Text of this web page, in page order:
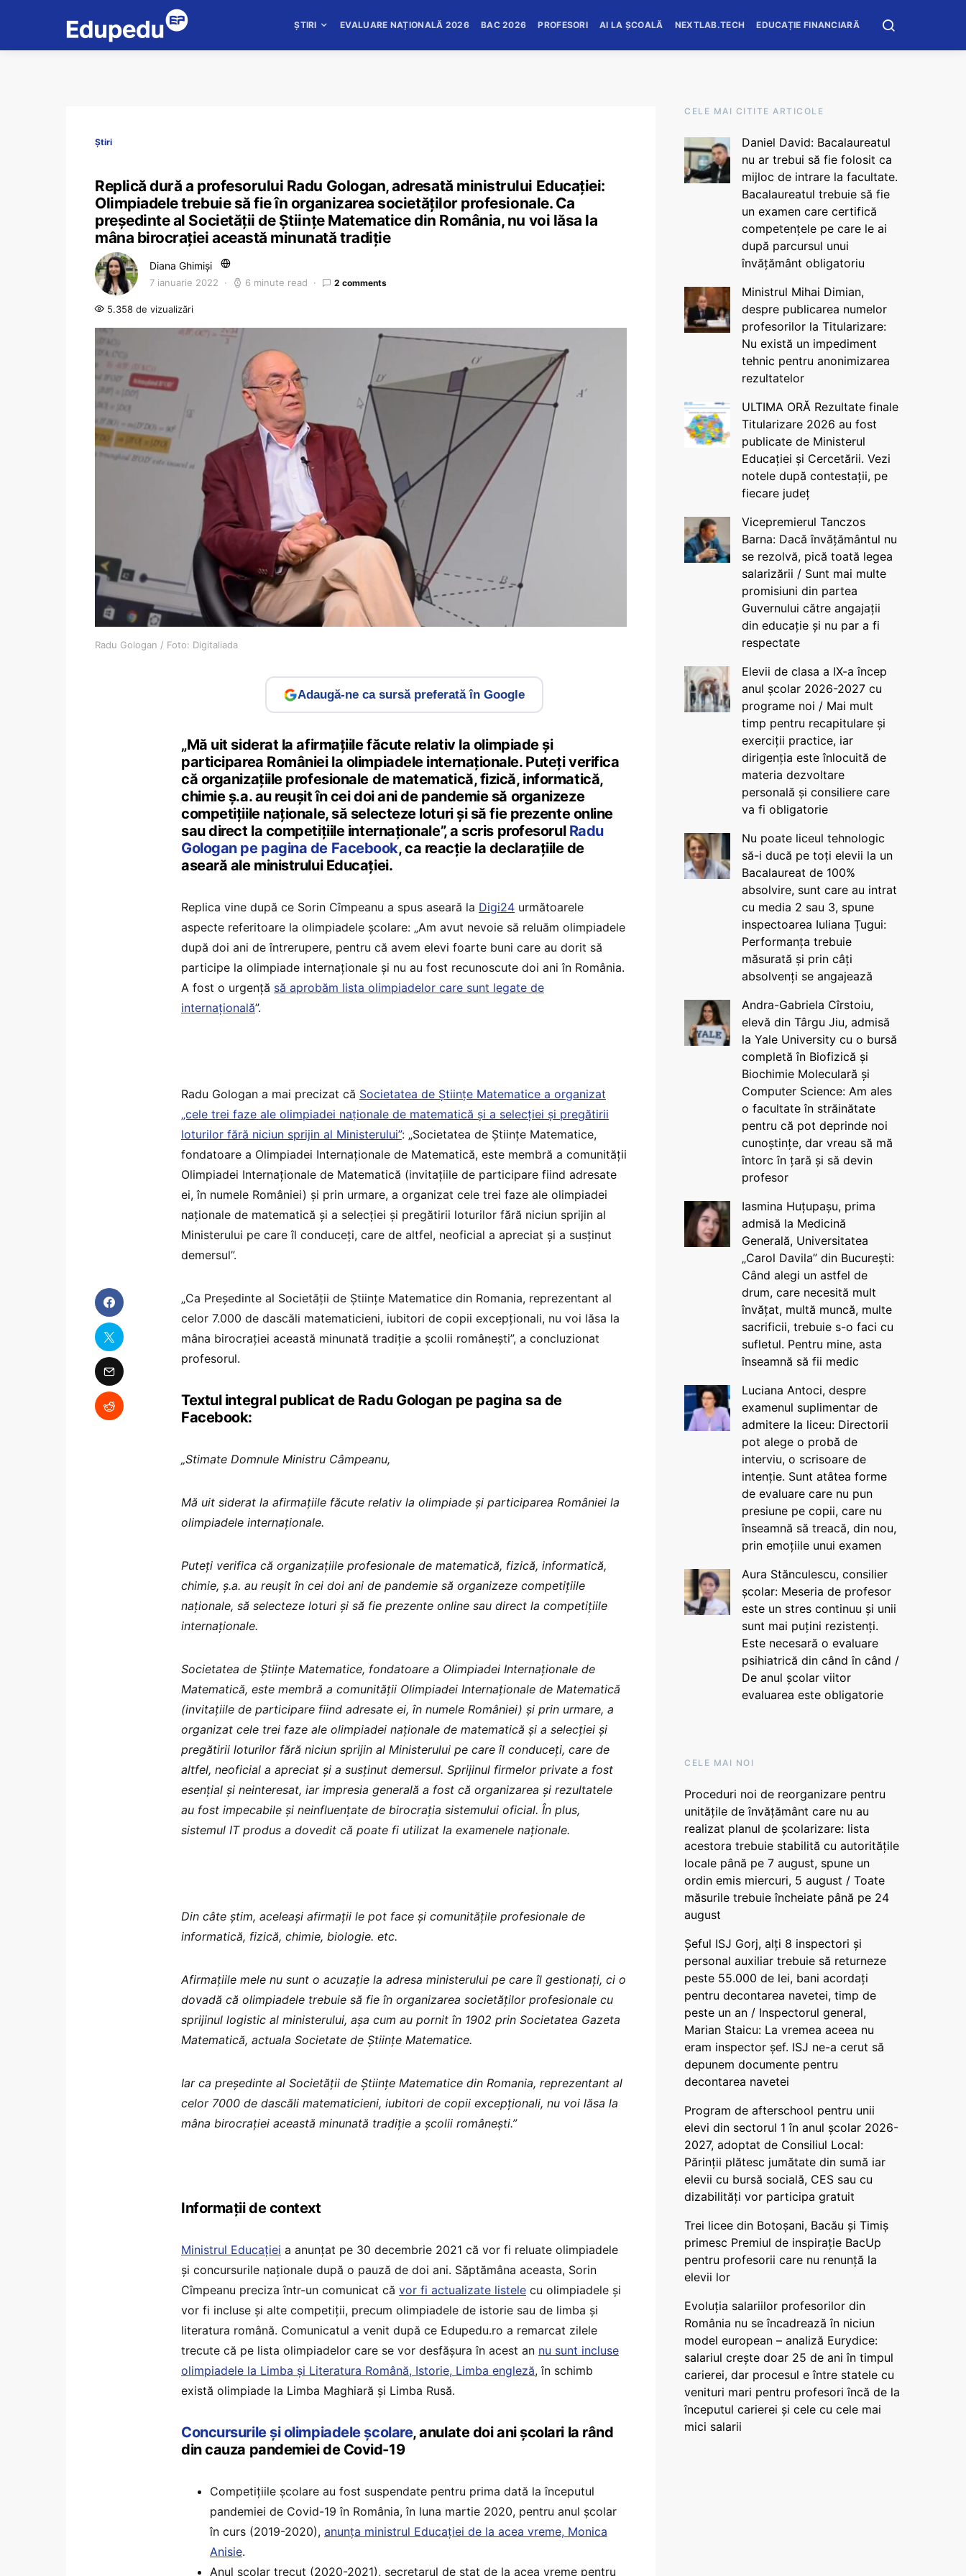
ȘTIRI EVALUARE NAȚIONALĂ 2026 BAC 2026 PROFESORI AI LA ȘCOALĂ NEXTLAB.TECH EDUCAȚIE FINANCIARĂ
Știri
Replică dură a profesorului Radu Gologan, adresată ministrului Educației:
Olimpiadele trebuie să fie în organizarea societăților profesionale. Ca
președinte al Societății de Științe Matematice din România, nu voi lăsa la
mâna birocrației această minunată tradiție
Diana Ghimiși
7 ianuarie 2022 6 minute read 2 comments
5.358 de vizualizări
Radu Gologan / Foto: Digitaliada
Adaugă-ne ca sursă preferată în Google
„Mă uit siderat la afirmațiile făcute relativ la olimpiade și
participarea României la olimpiadele internaționale. Puteți verifica
că organizațiile profesionale de matematică, fizică, informatică,
chimie ș.a. au reușit în cei doi ani de pandemie să organizeze
competițiile naționale, să selecteze loturi și să fie prezente online
sau direct la competițiile internaționale”, a scris profesorul Radu
Gologan pe pagina de Facebook, ca reacție la declarațiile de
aseară ale ministrului Educației.
Replica vine după ce Sorin Cîmpeanu a spus aseară la Digi24 următoarele
aspecte referitoare la olimpiadele școlare: „Am avut nevoie să reluăm olimpiadele
după doi ani de întrerupere, pentru că avem elevi foarte buni care au dorit să
participe la olimpiade internaționale și nu au fost recunoscute doi ani în România.
A fost o urgență să aprobăm lista olimpiadelor care sunt legate de
internațională”.
Radu Gologan a mai precizat că Societatea de Științe Matematice a organizat
„cele trei faze ale olimpiadei naționale de matematică și a selecției și pregătirii
loturilor fără niciun sprijin al Ministerului”: „Societatea de Științe Matematice,
fondatoare a Olimpiadei Internaționale de Matematică, este membră a comunității
Olimpiadei Internaționale de Matematică (invitațiile de participare fiind adresate
ei, în numele României) și prin urmare, a organizat cele trei faze ale olimpiadei
naționale de matematică și a selecției și pregătirii loturilor fără niciun sprijin al
Ministerului pe care îl conduceți, care de altfel, neoficial a apreciat și a susținut
demersul”.
„Ca Președinte al Societății de Științe Matematice din Romania, reprezentant al
celor 7.000 de dascăli matematicieni, iubitori de copii excepționali, nu voi lăsa la
mâna birocrației această minunată tradiție a școlii românești”, a concluzionat
profesorul.
Textul integral publicat de Radu Gologan pe pagina sa de
Facebook:
„Stimate Domnule Ministru Câmpeanu,
Mă uit siderat la afirmațiile făcute relativ la olimpiade și participarea României la
olimpiadele internaționale.
Puteți verifica că organizațiile profesionale de matematică, fizică, informatică,
chimie, ș.a. au reușit în cei doi ani de pandemie să organizeze competițiile
naționale, să selecteze loturi și să fie prezente online sau direct la competițiile
internaționale.
Societatea de Științe Matematice, fondatoare a Olimpiadei Internaționale de
Matematică, este membră a comunității Olimpiadei Internaționale de Matematică
(invitațiile de participare fiind adresate ei, în numele României) și prin urmare, a
organizat cele trei faze ale olimpiadei naționale de matematică și a selecției și
pregătirii loturilor fără niciun sprijin al Ministerului pe care îl conduceți, care de
altfel, neoficial a apreciat și a susținut demersul. Sprijinul firmelor private a fost
esențial și neinteresat, iar impresia generală a fost că organizarea și rezultatele
au fost impecabile și neinfluențate de birocrația sistemului oficial. În plus,
sistemul IT produs a dovedit că poate fi utilizat la examenele naționale.
Din câte știm, aceleași afirmații le pot face și comunitățile profesionale de
informatică, fizică, chimie, biologie. etc.
Afirmațiile mele nu sunt o acuzație la adresa ministerului pe care îl gestionați, ci o
dovadă că olimpiadele trebuie să fie în organizarea societăților profesionale cu
sprijinul logistic al ministerului, așa cum au pornit în 1902 prin Societatea Gazeta
Matematică, actuala Societate de Științe Matematice.
Iar ca președinte al Societății de Științe Matematice din Romania, reprezentant al
celor 7000 de dascăli matematicieni, iubitori de copii excepționali, nu voi lăsa la
mâna birocrației această minunată tradiție a școlii românești.”
Informații de context
Ministrul Educației a anunțat pe 30 decembrie 2021 că vor fi reluate olimpiadele
și concursurile naționale după o pauză de doi ani. Săptămâna aceasta, Sorin
Cîmpeanu preciza într-un comunicat că vor fi actualizate listele cu olimpiadele și
vor fi incluse și alte competiții, precum olimpiadele de istorie sau de limba și
literatura română. Comunicatul a venit după ce Edupedu.ro a remarcat zilele
trecute că pe lista olimpiadelor care se vor desfășura în acest an nu sunt incluse
olimpiadele la Limba și Literatura Română, Istorie, Limba engleză, în schimb
există olimpiade la Limba Maghiară și Limba Rusă.
Concursurile și olimpiadele școlare, anulate doi ani școlari la rând
din cauza pandemiei de Covid-19
Competițiile școlare au fost suspendate pentru prima dată la începutul
pandemiei de Covid-19 în România, în luna martie 2020, pentru anul școlar
în curs (2019-2020), anunța ministrul Educației de la acea vreme, Monica
Anisie.
Anul școlar trecut (2020-2021), secretarul de stat de la acea vreme pentru
CELE MAI CITITE ARTICOLE
Daniel David: Bacalaureatul
nu ar trebui să fie folosit ca
mijloc de intrare la facultate.
Bacalaureatul trebuie să fie
un examen care certifică
competențele pe care le ai
după parcursul unui
învățământ obligatoriu
Ministrul Mihai Dimian,
despre publicarea numelor
profesorilor la Titularizare:
Nu există un impediment
tehnic pentru anonimizarea
rezultatelor
ULTIMA ORĂ Rezultate finale
Titularizare 2026 au fost
publicate de Ministerul
Educației și Cercetării. Vezi
notele după contestații, pe
fiecare județ
Vicepremierul Tanczos
Barna: Dacă învățământul nu
se rezolvă, pică toată legea
salarizării / Sunt mai multe
promisiuni din partea
Guvernului către angajații
din educație și nu par a fi
respectate
Elevii de clasa a IX-a încep
anul școlar 2026-2027 cu
programe noi / Mai mult
timp pentru recapitulare și
exerciții practice, iar
dirigenția este înlocuită de
materia dezvoltare
personală și consiliere care
va fi obligatorie
Nu poate liceul tehnologic
să-i ducă pe toți elevii la un
Bacalaureat de 100%
absolvire, sunt care au intrat
cu media 2 sau 3, spune
inspectoarea Iuliana Țugui:
Performanța trebuie
măsurată și prin câți
absolvenți se angajează
Andra-Gabriela Cîrstoiu,
elevă din Târgu Jiu, admisă
la Yale University cu o bursă
completă în Biofizică și
Biochimie Moleculară și
Computer Science: Am ales
o facultate în străinătate
pentru că pot deprinde noi
cunoștințe, dar vreau să mă
întorc în țară și să devin
profesor
Iasmina Huțupașu, prima
admisă la Medicină
Generală, Universitatea
„Carol Davila” din București:
Când alegi un astfel de
drum, care necesită mult
învățat, multă muncă, multe
sacrificii, trebuie s-o faci cu
sufletul. Pentru mine, asta
înseamnă să fii medic
Luciana Antoci, despre
examenul suplimentar de
admitere la liceu: Directorii
pot alege o probă de
interviu, o scrisoare de
intenție. Sunt atâtea forme
de evaluare care nu pun
presiune pe copii, care nu
înseamnă să treacă, din nou,
prin emoțiile unui examen
Aura Stănculescu, consilier
școlar: Meseria de profesor
este un stres continuu și unii
sunt mai puțini rezistenți.
Este necesară o evaluare
psihiatrică din când în când /
De anul școlar viitor
evaluarea este obligatorie
CELE MAI NOI
Proceduri noi de reorganizare pentru
unitățile de învățământ care nu au
realizat planul de școlarizare: lista
acestora trebuie stabilită cu autoritățile
locale până pe 7 august, spune un
ordin emis miercuri, 5 august / Toate
măsurile trebuie încheiate până pe 24
august
Șeful ISJ Gorj, alți 8 inspectori și
personal auxiliar trebuie să returneze
peste 55.000 de lei, bani acordați
pentru decontarea navetei, timp de
peste un an / Inspectorul general,
Marian Staicu: La vremea aceea nu
eram inspector șef. ISJ ne-a cerut să
depunem documente pentru
decontarea navetei
Program de afterschool pentru unii
elevi din sectorul 1 în anul școlar 2026-
2027, adoptat de Consiliul Local:
Părinții plătesc jumătate din sumă iar
elevii cu bursă socială, CES sau cu
dizabilităţi vor participa gratuit
Trei licee din Botoșani, Bacău și Timiș
primesc Premiul de inspirație BacUp
pentru profesorii care nu renunță la
elevii lor
Evoluția salariilor profesorilor din
România nu se încadrează în niciun
model european – analiză Eurydice:
salariul crește doar 25 de ani în timpul
carierei, dar procesul e între statele cu
venituri mari pentru profesori încă de la
începutul carierei și cele cu cele mai
mici salarii